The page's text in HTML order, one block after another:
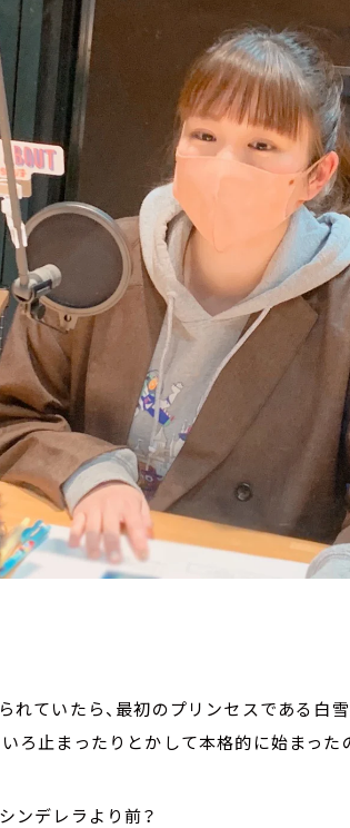
れていたら、最初のプリンセスである白
ろ止まったりとかして本格的に始まった
ンデレラより前？